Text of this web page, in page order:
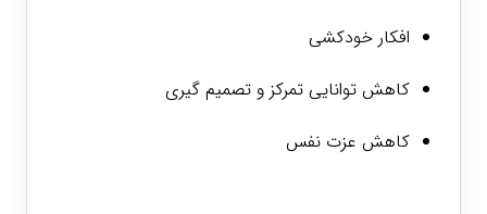
افکار خودکشی
کاهش توانایی تمرکز و تصمیم گیری
کاهش عزت نفس